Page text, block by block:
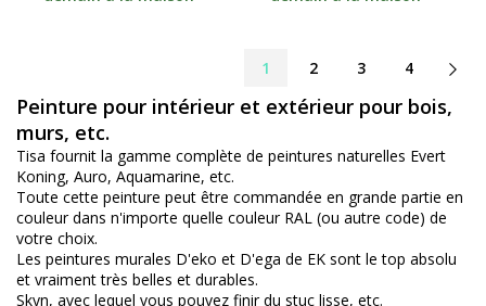
1 2 3 4
Peinture pour intérieur et extérieur pour bois,
murs, etc.
Tisa fournit la gamme complète de peintures naturelles Evert
Koning, Auro, Aquamarine, etc.
Toute cette peinture peut être commandée en grande partie en
couleur dans n'importe quelle couleur RAL (ou autre code) de
votre choix.
Les peintures murales D'eko et D'ega de EK sont le top absolu
et vraiment très belles et durables.
Skyn, avec lequel vous pouvez finir du stuc lisse, etc.